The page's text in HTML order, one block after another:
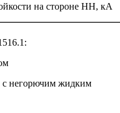
на стороне НН, кА
с негорючим жидким